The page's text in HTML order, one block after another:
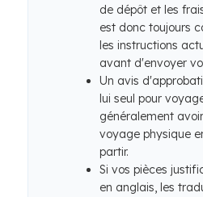
de dépôt et les
est donc toujours
les instructions
avant d'envoyer
Un avis
lui seul pour
généralement
voyage physique
partir.
Si vos pièces
en anglais, les